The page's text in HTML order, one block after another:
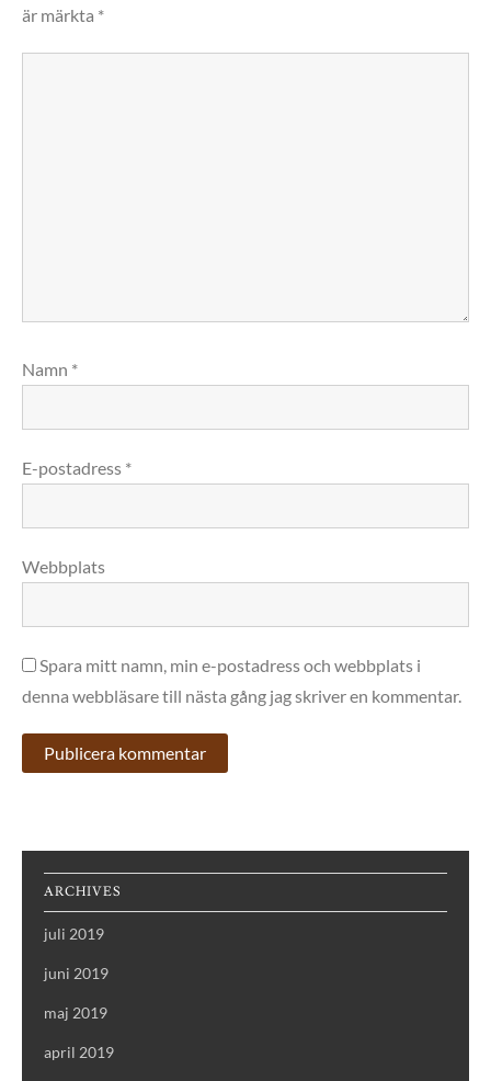
är märkta *
Namn *
E-postadress *
Webbplats
Spara mitt namn, min e-postadress och webbplats i
denna webbläsare till nästa gång jag skriver en kommentar.
ARCHIVES
juli 2019
juni 2019
maj 2019
april 2019